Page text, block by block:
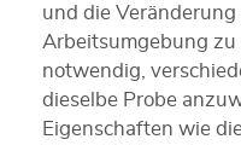
und die
Arbeitsumgebung
notwendig,
dieselbe Probe
Eigenschaften wie